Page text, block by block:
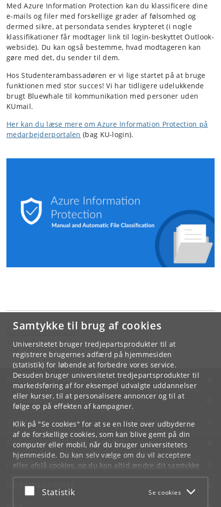
Samtykke til brug af cookies
Universitetet bruger tredjepartsprodukter til at
registrere brugernes adfærd på hjemmesiden
(statistik) for løbende at forbedre vores service.
Desuden bruger universitetet tredjepartsprodukter til
markedsføring af for eksempel udvalgte uddannelser
eller kurser, til at personalisere annoncer og til at
følge op på effekten af kampagner.
Klik på "Se cookies" for at se en liste over udbyderne
af de forskellige cookies, som kan blive gemt på din
computer eller mobil, når du bruger universitetets
hjemmeside. Du kan selv vælge om du vil acceptere
eller afslå cookies, og du kan altid ændre dit samtykke
underCookie- og privatlivspolitiksom du finder i
bunden af hver side.
Acceptér eller afslå
Statistik Se cookies
Med Azure Information Protection kan du klassificere dine
e-mails og filer med forskellige grader af følsomhed og
dermed sikre, at persondata sendes krypteret (i nogle
klassifikationer får modtager link til login-beskyttet Outlook-
webside). Du kan også bestemme, hvad modtageren kan
gøre med det, du sender til dem.
Hos Studenterambassadøren er vi lige startet på at bruge
funktionen med stor succes! Vi har tidligere udelukkende
brugt Bluewhale til kommunikation med personer uden
KUmail.
Her kan du læse mere om Azure Information Protection på
medarbejderportalen (bag KU-login).
Studenterambassadøren
Københavns Universitet
Nørregade 10
1165 København K
KØBENHAVNS UNIVERSITET
KONTAKT
SERVICES
FOR STUDERENDE OG ANSATTE
JOB OG KARRIERE
NØDSITUATIONER